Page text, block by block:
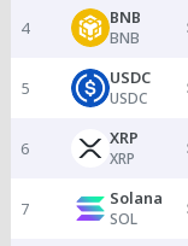
4 BNB
BNB
5 USDC
USDC
6 XRP
XRP
7 Solana
SOL